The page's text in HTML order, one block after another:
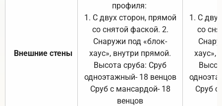
Внешние стены
профиля:
1. С двух сторон, прямой
со снятой фаской. 2.
Снаружи под «блок-
хаус», внутри прямой.
Высота сруба: Сруб
одноэтажный- 18 венцов
Сруб с мансардой- 18
венцов
1. С
со
хаус»,
Сруб с